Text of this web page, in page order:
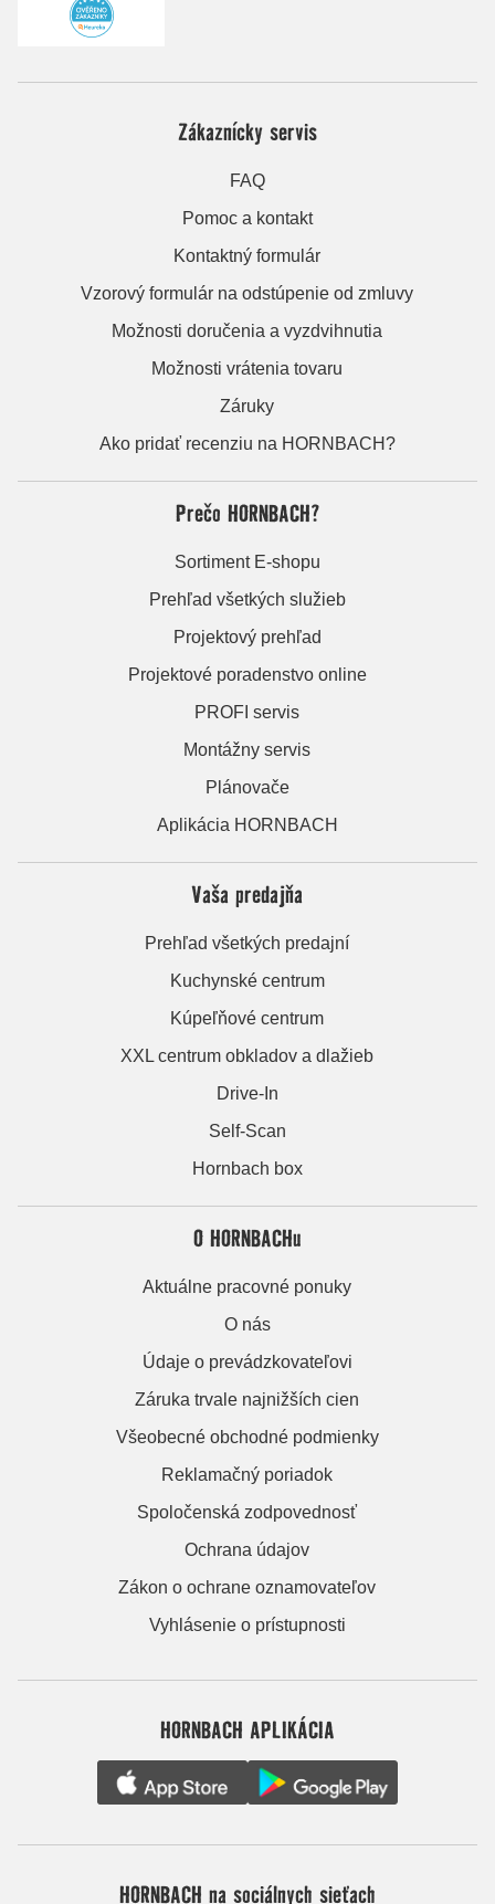
Zákaznícky servis
FAQ
Pomoc a kontakt
Kontaktný formulár
Vzorový formulár na odstúpenie od zmluvy
Možnosti doručenia a vyzdvihnutia
Možnosti vrátenia tovaru
Záruky
Ako pridať recenziu na HORNBACH?
Prečo HORNBACH?
Sortiment E-shopu
Prehľad všetkých služieb
Projektový prehľad
Projektové poradenstvo online
PROFI servis
Montážny servis
Plánovače
Aplikácia HORNBACH
Vaša predajňa
Prehľad všetkých predajní
Kuchynské centrum
Kúpeľňové centrum
XXL centrum obkladov a dlažieb
Drive-In
Self-Scan
Hornbach box
O HORNBACHu
Aktuálne pracovné ponuky
O nás
Údaje o prevádzkovateľovi
Záruka trvale najnižších cien
Všeobecné obchodné podmienky
Reklamačný poriadok
Spoločenská zodpovednosť
Ochrana údajov
Zákon o ochrane oznamovateľov
Vyhlásenie o prístupnosti
HORNBACH APLIKÁCIA
HORNBACH na sociálnych sieťach